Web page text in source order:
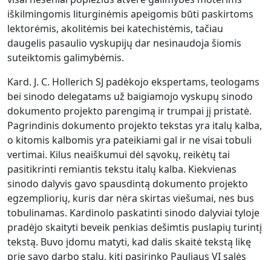
iškilmingomis liturginėmis apeigomis būti paskirtoms
lektorėmis, akolitėmis bei katechistėmis, tačiau
daugelis pasaulio vyskupijų dar nesinaudoja šiomis
suteiktomis galimybėmis.
Kard. J. C. Hollerich SJ padėkojo ekspertams, teologams
bei sinodo delegatams už baigiamojo vyskupų sinodo
dokumento projekto parengimą ir trumpai jį pristatė.
Pagrindinis dokumento projekto tekstas yra italų kalba,
o kitomis kalbomis yra pateikiami gal ir ne visai tobuli
vertimai. Kilus neaiškumui dėl sąvokų, reikėtų tai
pasitikrinti remiantis tekstu italų kalba. Kiekvienas
sinodo dalyvis gavo spausdintą dokumento projekto
egzempliorių, kuris dar nėra skirtas viešumai, nes bus
tobulinamas. Kardinolo paskatinti sinodo dalyviai tyloje
pradėjo skaityti beveik penkias dešimtis puslapių turintį
tekstą. Buvo įdomu matyti, kad dalis skaitė tekstą likę
prie savo darbo stalų, kiti pasirinko Pauliaus VI salės